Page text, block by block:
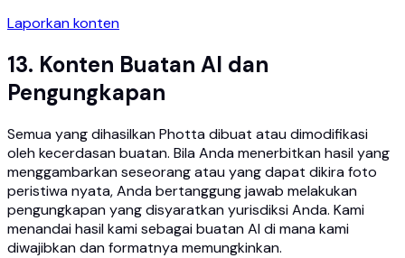
Laporkan konten
13. Konten Buatan AI dan
Pengungkapan
Semua yang dihasilkan Photta dibuat atau dimodifikasi
oleh kecerdasan buatan. Bila Anda menerbitkan hasil yang
menggambarkan seseorang atau yang dapat dikira foto
peristiwa nyata, Anda bertanggung jawab melakukan
pengungkapan yang disyaratkan yurisdiksi Anda. Kami
menandai hasil kami sebagai buatan AI di mana kami
diwajibkan dan formatnya memungkinkan.